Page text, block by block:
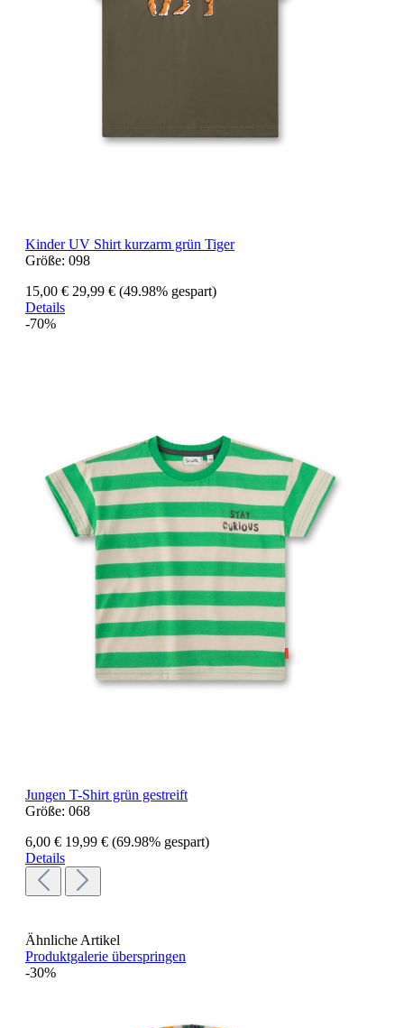
Kinder UV Shirt kurzarm grün Tiger
Größe: 098
15,00 € 29,99 € (49.98% gespart)
Details
-70%
Jungen T-Shirt grün gestreift
Größe: 068
6,00 € 19,99 € (69.98% gespart)
Details
Ähnliche Artikel
Produktgalerie überspringen
-30%